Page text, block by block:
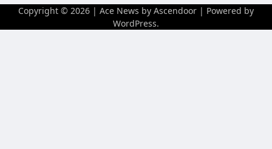
Copyright © 2026 | Ace News by Ascendoor | Powered by
WordPress.